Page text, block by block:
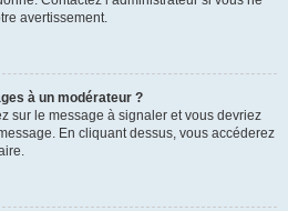
avertissement.
à un modérateur ?
sur le message à signaler et vous devriez
En cliquant dessus, vous accéderez